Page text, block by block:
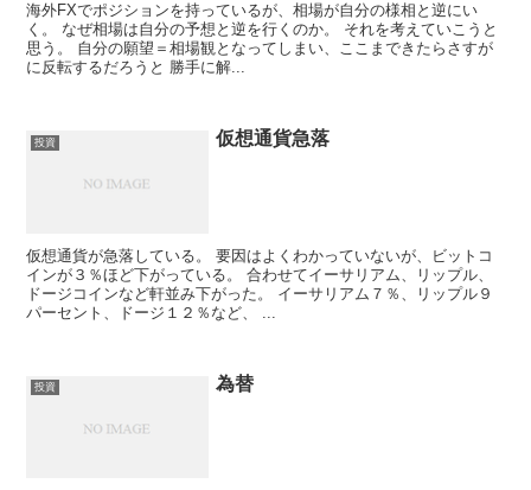
海外FXでポジションを持っているが、相場が自分の様相と逆にい
く。 なぜ相場は自分の予想と逆を行くのか。 それを考えていこうと
思う。 自分の願望＝相場観となってしまい、ここまできたらさすが
に反転するだろうと 勝手に解...
投資 仮想通貨急落
仮想通貨が急落している。 要因はよくわかっていないが、ビットコ
インが３％ほど下がっている。 合わせてイーサリアム、リップル、
ドージコインなど軒並み下がった。 イーサリアム７％、リップル９
パーセント、ドージ１２％など、 ...
投資 為替